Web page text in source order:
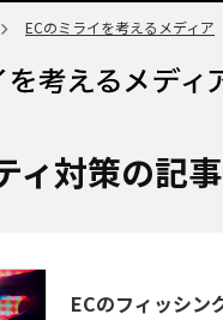
レイス
携
サポート
特長
ショッピングモール型
通販受注対応
ECと通販の連動を可能に
ECのミライを考えるメディア
ィ対策の記
ECのフィッシン